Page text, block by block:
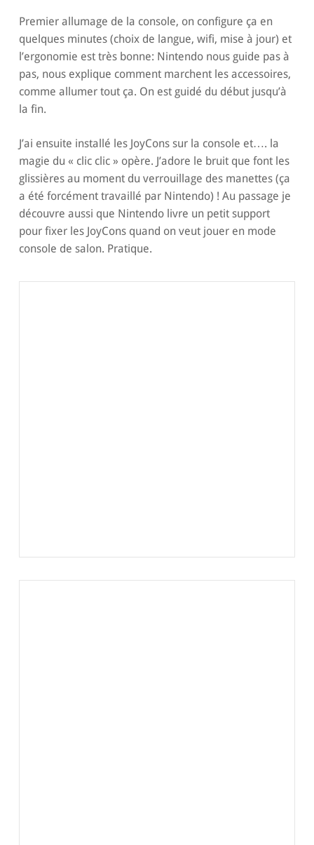
Premier allumage de la console, on configure ça en
quelques minutes (choix de langue, wifi, mise à jour) et
l’ergonomie est très bonne: Nintendo nous guide pas à
pas, nous explique comment marchent les accessoires,
comme allumer tout ça. On est guidé du début jusqu’à
la fin.
J’ai ensuite installé les JoyCons sur la console et…. la
magie du « clic clic » opère. J’adore le bruit que font les
glissières au moment du verrouillage des manettes (ça
a été forcément travaillé par Nintendo) ! Au passage je
découvre aussi que Nintendo livre un petit support
pour fixer les JoyCons quand on veut jouer en mode
console de salon. Pratique.